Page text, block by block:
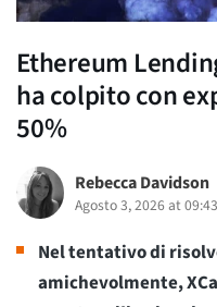
Ethereum
ha colpito con
50%
Rebecca Davidson
Agosto 3, 2026 at
Nel tentativo di
amichevolmente,